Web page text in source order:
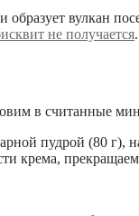
образует вулкан
не получается
в считанные
пудрой (80 г),
крема,